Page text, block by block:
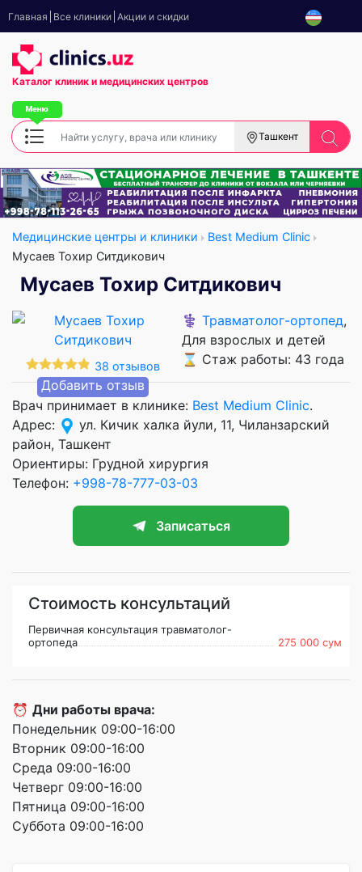
Главная Все клиники Акции и скидки
Каталог клиник и медицинских центров
Ташкент
Медицинские центры и клиники
Best Medium Clinic
Мусаев Тохир Ситдикович
Мусаев Тохир Ситдикович
38 отзывов
Добавить отзыв
⚕️ Травматолог-ортопед,
Для взрослых и детей
⌛ Стаж работы: 43 года
Врач принимает в клинике: Best Medium Clinic.
Адрес:
ул. Кичик халка йули, 11, Чиланзарский
район, Ташкент
Ориентиры: Грудной хирургия
Телефон: +998-78-777-03-03
Записаться
Стоимость консультаций
Первичная консультация травматолог-
ортопеда
275 000 сум
⏰ Дни работы врача:
Понедельник 09:00-16:00
Вторник 09:00-16:00
Среда 09:00-16:00
Четверг 09:00-16:00
Пятница 09:00-16:00
Суббота 09:00-16:00